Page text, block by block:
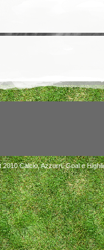
2010Calcio, Azzurri, Goal e